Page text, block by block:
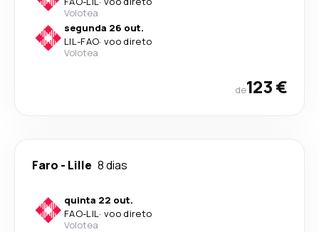
Volotea
segunda 26 out.
LIL-FAO· voo direto
Volotea
de123 €
Faro - Lille 8 dias
quinta 22 out.
FAO-LIL· voo direto
Volotea